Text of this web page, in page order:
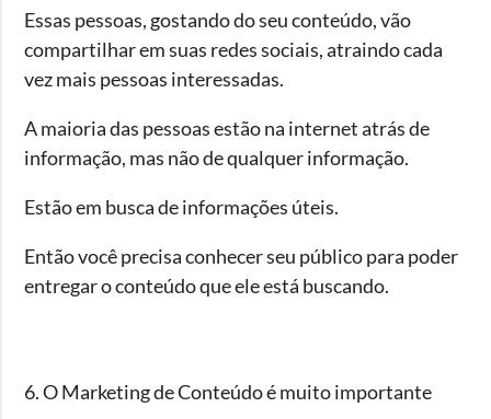
Essas pessoas, gostando do seu conteúdo, vão
compartilhar em suas redes sociais, atraindo cada
vez mais pessoas interessadas.
A maioria das pessoas estão na internet atrás de
informação, mas não de qualquer informação.
Estão em busca de informações úteis.
Então você precisa conhecer seu público para poder
entregar o conteúdo que ele está buscando.
6. O Marketing de Conteúdo é muito importante